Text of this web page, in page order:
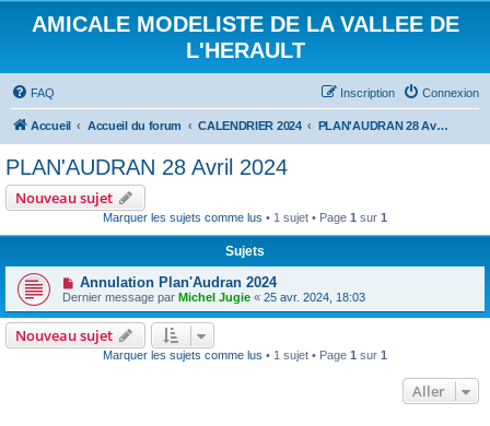
AMICALE MODELISTE DE LA VALLEE DE
L'HERAULT
FAQ Connexion
Inscription
Accueil Accueil du forum CALENDRIER 2024 PLAN'AUDRAN 28 Avril 2024
PLAN'AUDRAN 28 Avril 2024
Nouveau sujet
Marquer les sujets comme lus • 1 sujet • Page 1 sur 1
Sujets
Annulation Plan'Audran 2024
Dernier message par Michel Jugie « 25 avr. 2024, 18:03
Nouveau sujet
Marquer les sujets comme lus • 1 sujet • Page 1 sur 1
Aller